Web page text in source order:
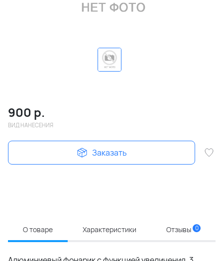
900 р.
ВИД НАНЕСЕНИЯ
Заказать
О товаре Характеристики Отзывы 0